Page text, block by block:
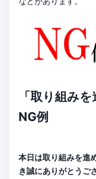
「取り組み
NG例
本日は取り組みを進
き誠にありがとうご